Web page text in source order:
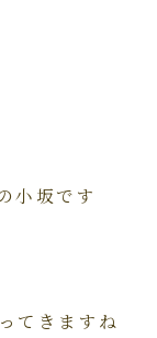
小坂です
てきますね